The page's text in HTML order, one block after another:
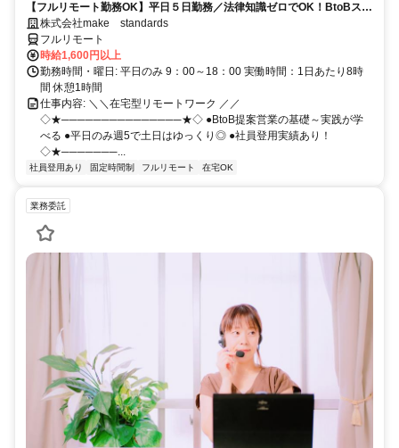
【フルリモート勤務OK】平日５日勤務／法律知識ゼロでOK！BtoBスキ
ルが身につく営業職
株式会社make standards
フルリモート
時給1,600円以上
勤務時間・曜日: 平日のみ 9：00～18：00 実働時間：1日あたり8時
間 休憩1時間
仕事内容: ＼＼在宅型リモートワーク ／／
◇★───────────────★◇ ●BtoB提案営業の基礎～実践が学
べる ●平日のみ週5で土日はゆっくり◎ ●社員登用実績あり！
◇★───────...
社員登用あり 固定時間制 フルリモート 在宅OK
業務委託